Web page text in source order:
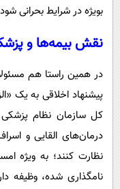
بویژه در شرایط بحرانی
نقش بیمه‌ها و
در همین راستا هم
پیشنهاد اخلاقی به یک
کل سازمان نظام
درمان‌های القایی و
نظارت کنند؛ به ویژه
نامگذاری شده، وظیفه